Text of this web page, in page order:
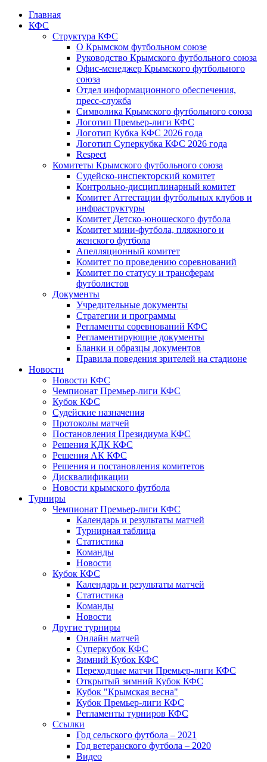
Главная
КФС
Структура КФС
О Крымском футбольном союзе
Руководство Крымского футбольного союза
Офис-менеджер Крымского футбольного
союза
Отдел информационного обеспечения,
пресс-служба
Символика Крымского футбольного союза
Логотип Премьер-лиги КФС
Логотип Кубка КФС 2026 года
Логотип Суперкубка КФС 2026 года
Respect
Комитеты Крымского футбольного союза
Судейско-инспекторский комитет
Контрольно-дисциплинарный комитет
Комитет Аттестации футбольных клубов и
инфраструктуры
Комитет Детско-юношеского футбола
Комитет мини-футбола, пляжного и
женского футбола
Апелляционный комитет
Комитет по проведению соревнований
Комитет по статусу и трансферам
футболистов
Документы
Учредительные документы
Стратегии и программы
Регламенты соревнований КФС
Регламентирующие документы
Бланки и образцы документов
Правила поведения зрителей на стадионе
Новости
Новости КФС
Чемпионат Премьер-лиги КФС
Кубок КФС
Судейские назначения
Протоколы матчей
Постановления Президиума КФС
Решения КДК КФС
Решения АК КФС
Решения и постановления комитетов
Дисквалификации
Новости крымского футбола
Турниры
Чемпионат Премьер-лиги КФС
Календарь и результаты матчей
Турнирная таблица
Статистика
Команды
Новости
Кубок КФС
Календарь и результаты матчей
Статистика
Команды
Новости
Другие турниры
Онлайн матчей
Суперкубок КФС
Зимний Кубок КФС
Переходные матчи Премьер-лиги КФС
Открытый зимний Кубок КФС
Кубок "Крымская весна"
Кубок Премьер-лиги КФС
Регламенты турниров КФС
Ссылки
Год сельского футбола – 2021
Год ветеранского футбола – 2020
Видео